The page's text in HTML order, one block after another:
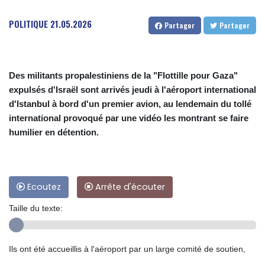
POLITIQUE 21.05.2026 Partager Partager
Des militants propalestiniens de la "Flottille pour Gaza"
expulsés d'Israël sont arrivés jeudi à l'aéroport international
d'Istanbul à bord d'un premier avion, au lendemain du tollé
international provoqué par une vidéo les montrant se faire
humilier en détention.
Ecoutez Arrête d'écouter
Taille du texte:
Ils ont été accueillis à l'aéroport par un large comité de soutien,